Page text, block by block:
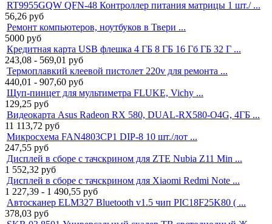
RT9955GQW QFN-48 Контроллер питания матрицы 1 шт./ ...
56,26 руб
Ремонт компьютеров, ноутбуков в Твери ...
5000 руб
Кредитная карта USB флешка 4 ГБ 8 ГБ 16 Гб ГБ 32 Г ...
243,08 - 569,01 руб
Термоплавкий клеевой пистолет 220v для ремонта ...
440,01 - 907,60 руб
Щуп-пинцет для мультиметра FLUKE, Vichy ...
129,25 руб
Видеокарта Asus Radeon RX 580, DUAL-RX580-O4G, 4ГБ ...
11 113,72 руб
Микросхема FAN4803CP1 DIP-8 10 шт./лот ...
247,55 руб
Дисплей в сборе с тачскрином для ZTE Nubia Z11 Min ...
1 552,32 руб
Дисплей в сборе с тачскрином для Xiaomi Redmi Note ...
1 227,39 - 1 490,55 руб
Автосканер ELM327 Bluetooth v1.5 чип PIC18F25K80 ( ...
378,03 руб